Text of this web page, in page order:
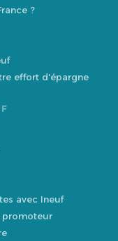
?
effort d'épargne
avec Ineuf
promoteur